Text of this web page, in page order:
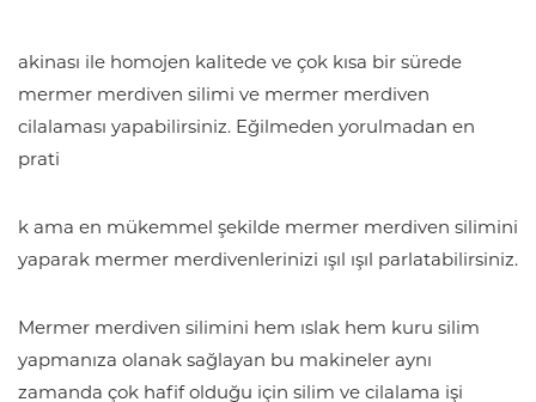
akinası ile homojen kalitede ve çok kısa bir sürede
mermer merdiven silimi ve mermer merdiven
cilalaması yapabilirsiniz. Eğilmeden yorulmadan en
prati
k ama en mükemmel şekilde mermer merdiven silimini
yaparak mermer merdivenlerinizi ışıl ışıl parlatabilirsiniz.
Mermer merdiven silimini hem ıslak hem kuru silim
yapmanıza olanak sağlayan bu makineler aynı
zamanda çok hafif olduğu için silim ve cilalama işi